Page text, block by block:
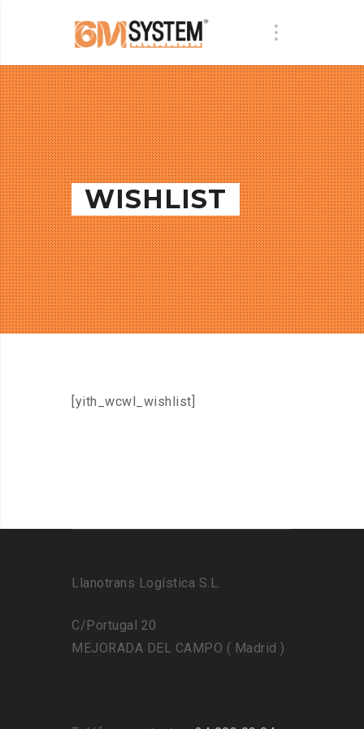
WISHLIST
[yith_wcwl_wishlist]
Llanotrans Logística S.L.
C/Portugal 20
MEJORADA DEL CAMPO ( Madrid )